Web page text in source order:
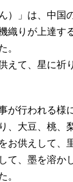
）」は、中国
織りが上達す
、星に祈り
が行われる様
、大豆、桃、
お供えして、
て、墨を溶か
。